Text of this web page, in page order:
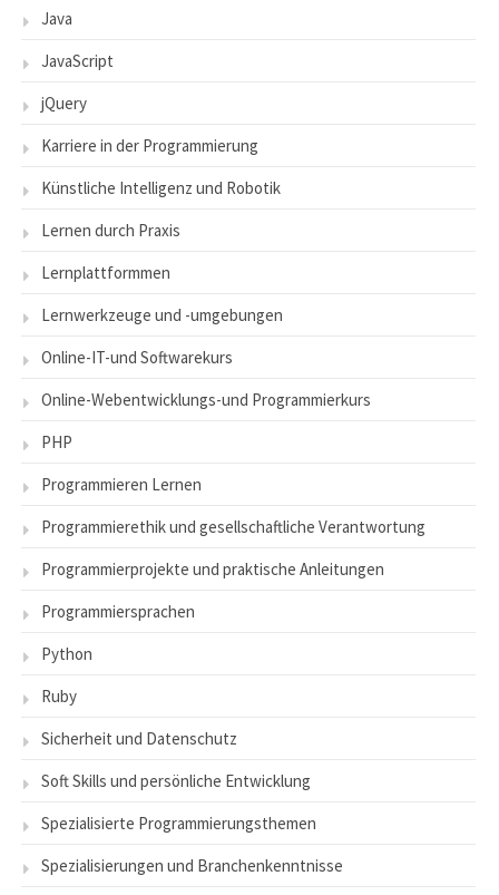
Java
JavaScript
jQuery
Karriere in der Programmierung
Künstliche Intelligenz und Robotik
Lernen durch Praxis
Lernplattformmen
Lernwerkzeuge und -umgebungen
Online-IT-und Softwarekurs
Online-Webentwicklungs-und Programmierkurs
PHP
Programmieren Lernen
Programmierethik und gesellschaftliche Verantwortung
Programmierprojekte und praktische Anleitungen
Programmiersprachen
Python
Ruby
Sicherheit und Datenschutz
Soft Skills und persönliche Entwicklung
Spezialisierte Programmierungsthemen
Spezialisierungen und Branchenkenntnisse